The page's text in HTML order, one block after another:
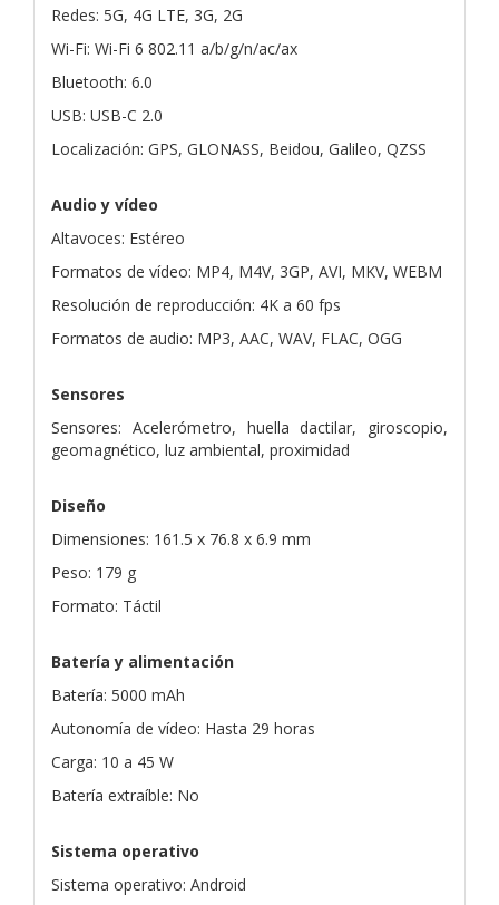
Redes: 5G, 4G LTE, 3G, 2G
Wi-Fi: Wi-Fi 6 802.11 a/b/g/n/ac/ax
Bluetooth: 6.0
USB: USB-C 2.0
Localización: GPS, GLONASS, Beidou, Galileo, QZSS
Audio y vídeo
Altavoces: Estéreo
Formatos de vídeo: MP4, M4V, 3GP, AVI, MKV, WEBM
Resolución de reproducción: 4K a 60 fps
Formatos de audio: MP3, AAC, WAV, FLAC, OGG
Sensores
Sensores: Acelerómetro, huella dactilar, giroscopio,
geomagnético, luz ambiental, proximidad
Diseño
Dimensiones: 161.5 x 76.8 x 6.9 mm
Peso: 179 g
Formato: Táctil
Batería y alimentación
Batería: 5000 mAh
Autonomía de vídeo: Hasta 29 horas
Carga: 10 a 45 W
Batería extraíble: No
Sistema operativo
Sistema operativo: Android